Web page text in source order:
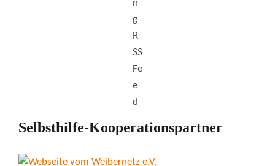
Selbsthilfe-Kooperationspartner